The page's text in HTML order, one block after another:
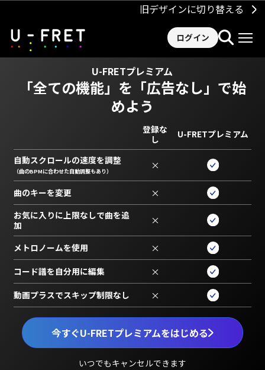
旧デザインに切り替える
ログイン
U-FRETプレミアム
「全ての機能」を 「広告なし」で始
めよう
今すぐU-FRETプレミアムをはじめる
いつでもキャンセルできます
登録な
し
U-FRETプレミアム
自動スクロールの速度を調整
（曲のBPMに合わせた自動調整もあり） ×
曲のキーを変更 ×
お気に入りに上限なしで曲を追
加
×
メトロノームを使用 ×
コード譜を自分用に編集 ×
動画プラスでスキップ制限なし ×